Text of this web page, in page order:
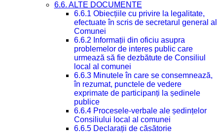
6.6. ALTE DOCUMENTE
6.6.1 Obiecțiile cu privire la legalitate,
efectuate în scris de secretarul general al
Comunei
6.6.2 Informații din oficiu asupra
problemelor de interes public care
urmează să fie dezbătute de Consiliul
local al comunei
6.6.3 Minutele în care se consemnează,
în rezumat, punctele de vedere
exprimate de participanți la ședinele
publice
6.6.4 Procesele-verbale ale ședințelor
Consiliului local al comunei
6.6.5 Declarații de căsătorie